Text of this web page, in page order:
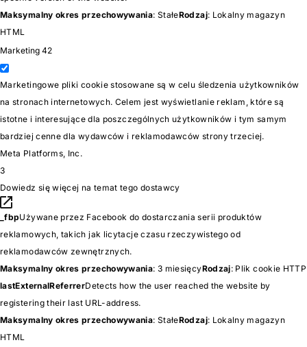
Maksymalny okres przechowywania: StałeRodzaj: Lokalny magazyn
HTML
Marketing 42
Marketingowe pliki cookie stosowane są w celu śledzenia użytkowników
na stronach internetowych. Celem jest wyświetlanie reklam, które są
istotne i interesujące dla poszczególnych użytkowników i tym samym
bardziej cenne dla wydawców i reklamodawców strony trzeciej.
Meta Platforms, Inc.
3
Dowiedz się więcej na temat tego dostawcy
_fbpUżywane przez Facebook do dostarczania serii produktów
reklamowych, takich jak licytacje czasu rzeczywistego od
reklamodawców zewnętrznych.
Maksymalny okres przechowywania: 3 miesięcyRodzaj: Plik cookie HTTP
lastExternalReferrerDetects how the user reached the website by
registering their last URL-address.
Maksymalny okres przechowywania: StałeRodzaj: Lokalny magazyn
HTML